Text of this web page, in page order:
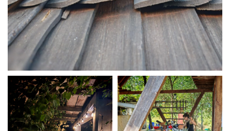
News